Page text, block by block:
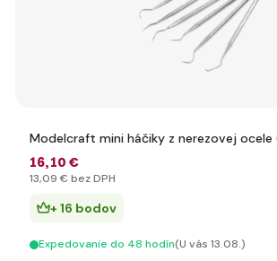
Modelcraft mini háčiky z nerezovej ocele
16,10 €
13,09 € bez DPH
+ 16 bodov
Expedovanie do 48 hodín(U vás 13.08.)